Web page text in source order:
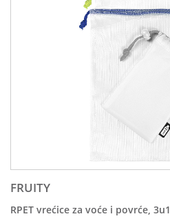
FRUITY
RPET vrećice za voće i povrće, 3u1